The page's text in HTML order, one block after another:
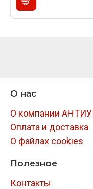
О нас
О компании
Оплата и доставка
О файлах cookies
Полезное
Контакты